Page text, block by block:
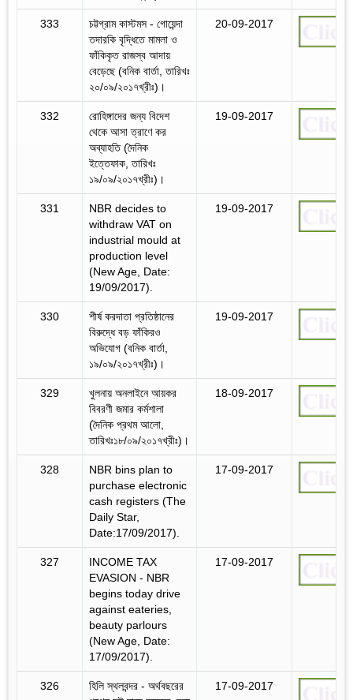
333
চট্টগ্রাম কাস্টমস - গোয়েন্দা
তদারকি বৃদ্ধিতে মামলা ও
ফাঁকিকৃত রাজস্ব আদায়
বেড়েছে (বনিক বার্তা, তারিখঃ
২০/০৯/২০১৭খ্রীঃ)।
20-09-2017
332
রোহিঙ্গাদের জন্য বিদেশ
থেকে আসা ত্রাণে কর
অব্যাহতি (দৈনিক
ইত্তেফাক, তারিখঃ
১৯/০৯/২০১৭খ্রীঃ)।
19-09-2017
331
NBR decides to
withdraw VAT on
industrial mould at
production level
(New Age, Date:
19/09/2017).
19-09-2017
330
শীর্ষ করদাতা প্রতিষ্ঠানের
বিরুদ্ধে বড় ফাঁকিরও
অভিযোগ (বনিক বার্তা,
১৯/০৯/২০১৭খ্রীঃ)।
19-09-2017
329
খুলনায় অনলাইনে আয়কর
বিবরণী জমার কর্মশালা
(দৈনিক প্রথম আলো,
তারিখঃ১৮/০৯/২০১৭খ্রীঃ)।
18-09-2017
328
NBR bins plan to
purchase electronic
cash registers (The
Daily Star,
Date:17/09/2017).
17-09-2017
327
INCOME TAX
EVASION - NBR
begins today drive
against eateries,
beauty parlours
(New Age, Date:
17/09/2017).
17-09-2017
326
হিলি স্থলবন্দর - অর্থবছরের
17-09-2017